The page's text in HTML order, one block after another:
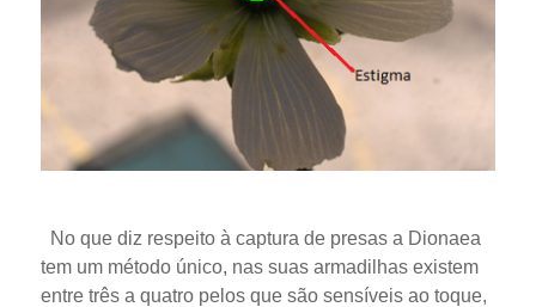
No que diz respeito à captura de presas a Dionaea
tem um método único, nas suas armadilhas existem
entre três a quatro pelos que são sensíveis ao toque,